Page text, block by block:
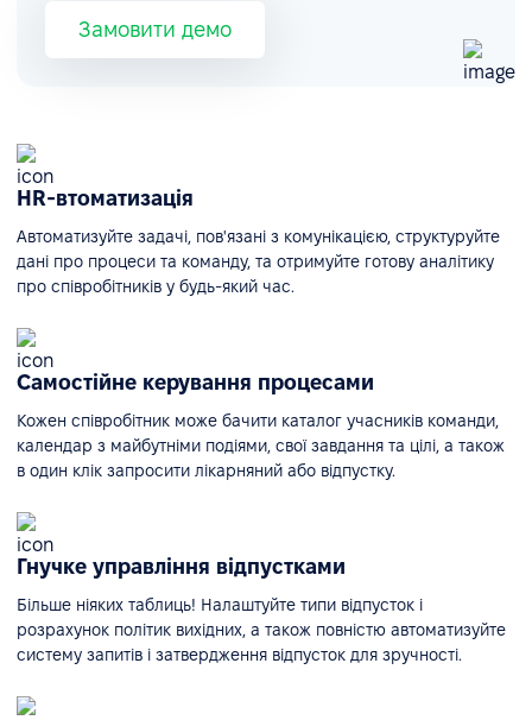
Замовити демо
HR-втоматизація
Автоматизуйте задачі, пов'язані з комунікацією, структуруйте
дані про процеси та команду, та отримуйте готову аналітику
про співробітників у будь-який час.
Самостійне керування процесами
Кожен співробітник може бачити каталог учасників команди,
календар з майбутніми подіями, свої завдання та цілі, а також
в один клік запросити лікарняний або відпустку.
Гнучке управління відпустками
Більше ніяких таблиць! Налаштуйте типи відпусток і
розрахунок політик вихідних, а також повністю автоматизуйте
систему запитів і затвердження відпусток для зручності.